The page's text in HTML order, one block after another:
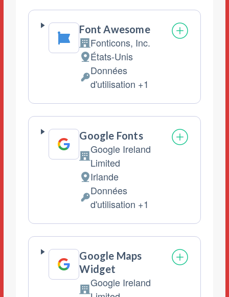
Font Awesome
Entreprise:
Fonticons, Inc.
Lieu
de
traitement
:
États-Unis
Données
Données
d'utilisation +1
Google Fonts
Entreprise:
Google Ireland
Limited
Lieu
de
traitement
:
Irlande
Données
Données
d'utilisation +1
Google Maps
Widget
Google Ireland